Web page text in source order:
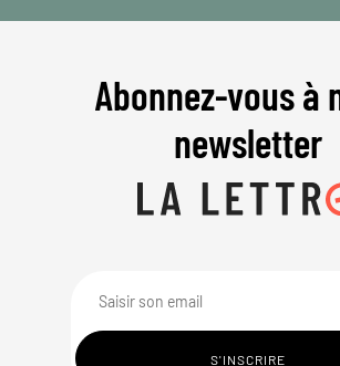
Abonnez-vous à
newsletter